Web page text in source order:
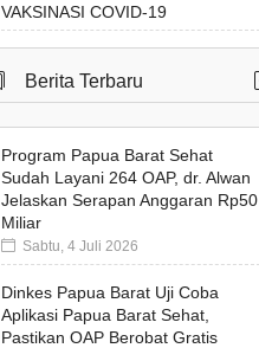
VAKSINASI COVID-19
Berita Terbaru
Program Papua Barat Sehat
Sudah Layani 264 OAP, dr. Alwan
Jelaskan Serapan Anggaran Rp50
Miliar
Sabtu, 4 Juli 2026
Dinkes Papua Barat Uji Coba
Aplikasi Papua Barat Sehat,
Pastikan OAP Berobat Gratis